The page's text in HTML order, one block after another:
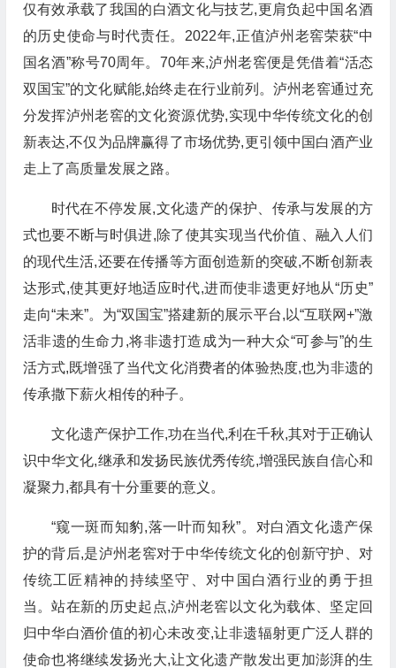
仅有效承载了我国的白酒文化与技艺,更肩负起中国名酒
的历史使命与时代责任。2022年,正值泸州老窖荣获“中
国名酒”称号70周年。70年来,泸州老窖便是凭借着“活态
双国宝”的文化赋能,始终走在行业前列。泸州老窖通过充
分发挥泸州老窖的文化资源优势,实现中华传统文化的创
新表达,不仅为品牌赢得了市场优势,更引领中国白酒产业
走上了高质量发展之路。
时代在不停发展,文化遗产的保护、传承与发展的方
式也要不断与时俱进,除了使其实现当代价值、融入人们
的现代生活,还要在传播等方面创造新的突破,不断创新表
达形式,使其更好地适应时代,进而使非遗更好地从“历史”
走向“未来”。为“双国宝”搭建新的展示平台,以“互联网+”激
活非遗的生命力,将非遗打造成为一种大众“可参与”的生
活方式,既增强了当代文化消费者的体验热度,也为非遗的
传承撒下薪火相传的种子。
文化遗产保护工作,功在当代,利在千秋,其对于正确认
识中华文化,继承和发扬民族优秀传统,增强民族自信心和
凝聚力,都具有十分重要的意义。
“窥一斑而知豹,落一叶而知秋”。对白酒文化遗产保
护的背后,是泸州老窖对于中华传统文化的创新守护、对
传统工匠精神的持续坚守、对中国白酒行业的勇于担
当。站在新的历史起点,泸州老窖以文化为载体、坚定回
归中华白酒价值的初心未改变,让非遗辐射更广泛人群的
使命也将继续发扬光大,让文化遗产散发出更加澎湃的生